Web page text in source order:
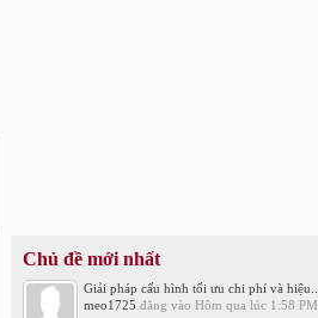
Chủ đề mới nhất
Giải pháp cấu hình tối ưu chi phí và hiệu...
meo1725 đăng vào Hôm qua lúc 1:58 PM